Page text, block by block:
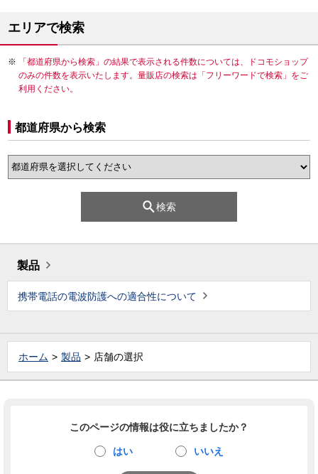
エリアで検索
「都道府県から検索」の結果で表示される件数については、ドコモショップ
のみの件数を表示いたします。量販店の検索は「フリーワードで検索」をご
利用ください。
都道府県から検索
検索
製品
携帯電話の電波防護への適合性について
ホーム 製品 店舗の選択
このページの情報は役に立ちましたか？
はい いいえ